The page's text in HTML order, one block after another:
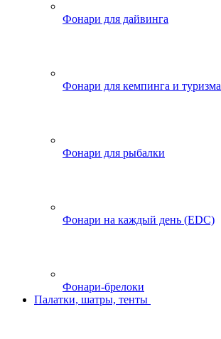
Фонари для дайвинга
Фонари для кемпинга и туризма
Фонари для рыбалки
Фонари на каждый день (EDC)
Фонари-брелоки
Палатки, шатры, тенты